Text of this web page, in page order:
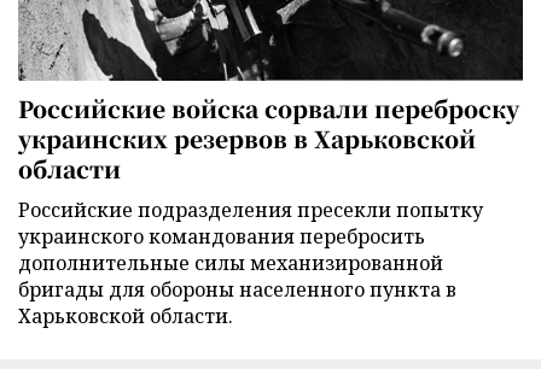
Российские войска сорвали переброску
украинских резервов в Харьковской
области
Российские подразделения пресекли попытку
украинского командования перебросить
дополнительные силы механизированной
бригады для обороны населенного пункта в
Харьковской области.